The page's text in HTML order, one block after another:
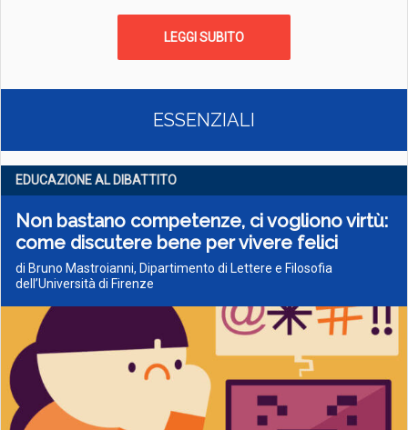
LEGGI SUBITO
ESSENZIALI
EDUCAZIONE AL DIBATTITO
Non bastano competenze, ci vogliono virtù:
come discutere bene per vivere felici
di Bruno Mastroianni, Dipartimento di Lettere e Filosofia
dell’Università di Firenze